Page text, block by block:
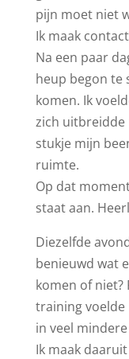
pijn moet niet
Ik maak
Na een paar
heup begon te
komen. Ik
zich uitbreidde
stukje mijn
ruimte.
Op dat
staat aan.
Diezelfde
benieuwd wat
komen of niet?
training voelde
in veel
Ik maak